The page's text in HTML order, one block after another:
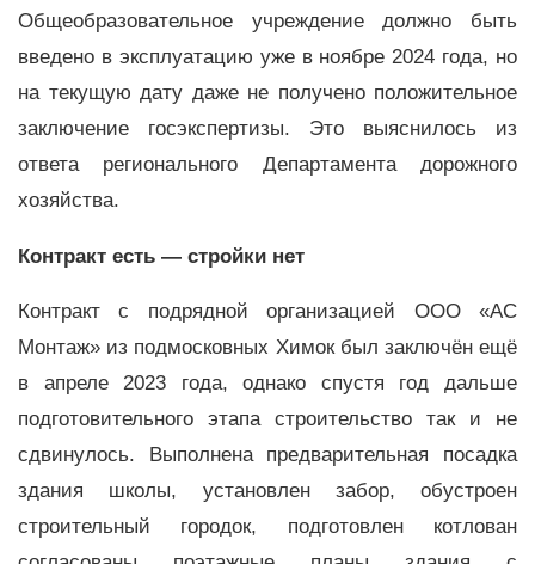
Общеобразовательное учреждение должно быть
введено в эксплуатацию уже в ноябре 2024 года, но
на текущую дату даже не получено положительное
заключение госэкспертизы. Это выяснилось из
ответа регионального Департамента дорожного
хозяйства.
Контракт есть — стройки нет
Контракт с подрядной организацией ООО «АС
Монтаж» из подмосковных Химок был заключён ещё
в апреле 2023 года, однако спустя год дальше
подготовительного этапа строительство так и не
сдвинулось. Выполнена предварительная посадка
здания школы, установлен забор, обустроен
строительный городок, подготовлен котлован